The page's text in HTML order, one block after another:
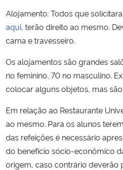
Ministério da Ciência, Tecnologia,
Ministério do Turismo
Ministério do Desenvolvimento Regional
Alojamento: Todos que
aqui, terão direito ao mesmo.
cama e travesseiro.
Os alojamentos são grandes
no feminino, 70 no masculino.
colocar alguns objetos, mas
Em relação ao Restaurante
ao mesmo. Para os alunos
das refeições é necessário
do benefício sócio-econômico
origem, caso contrário deverão